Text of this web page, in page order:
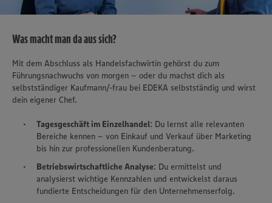
Was macht man da aus sich?
Mit dem Abschluss als Handelsfachwirtin gehörst du zum
Führungsnachwuchs von morgen – oder du machst dich als
selbstständiger Kaufmann/-frau bei EDEKA selbstständig und wirst
dein eigener Chef.
Tagesgeschäft im Einzelhandel: Du lernst alle relevanten
Bereiche kennen – von Einkauf und Verkauf über Marketing
bis hin zur professionellen Kundenberatung.
Betriebswirtschaftliche Analyse: Du ermittelst und
analysierst wichtige Kennzahlen und entwickelst daraus
fundierte Entscheidungen für den Unternehmenserfolg.